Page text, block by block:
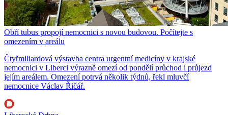
Obří tubus propojí nemocnici s novou budovou. Počítejte s
omezením v areálu
Čtyřmiliardová výstavba centra urgentní medicíny v krajské
nemocnici v Liberci výrazně omezí od pondělí průchod i průjezd
jejím areálem. Omezení potrvá několik týdnů, řekl mluvčí
nemocnice Václav Řičář.